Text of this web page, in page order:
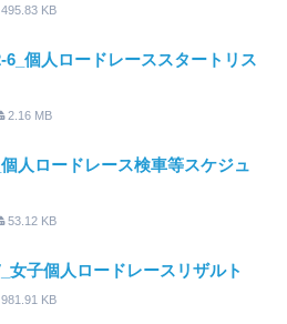
KB
個人ロードレーススタートリス
2.16 MB
人ロードレース検車等スケジュ
53.12 KB
女子個人ロードレースリザルト
KB